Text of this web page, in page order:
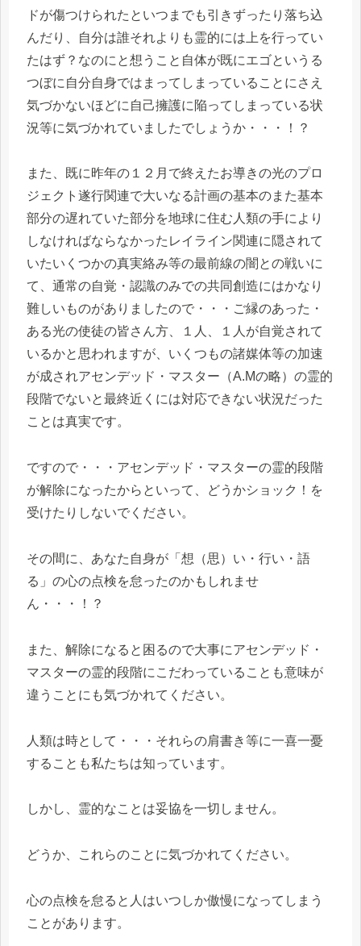
ドが傷つけられたといつまでも引きずったり落ち込
んだり、自分は誰それよりも霊的には上を行ってい
たはず？なのにと想うこと自体が既にエゴというる
つぼに自分自身ではまってしまっていることにさえ
気づかないほどに自己擁護に陥ってしまっている状
況等に気づかれていましたでしょうか・・・！？
また、既に昨年の１２月で終えたお導きの光のプロ
ジェクト遂行関連で大いなる計画の基本のまた基本
部分の遅れていた部分を地球に住む人類の手により
しなければならなかったレイライン関連に隠されて
いたいくつかの真実絡み等の最前線の闇との戦いに
て、通常の自覚・認識のみでの共同創造にはかなり
難しいものがありましたので・・・ご縁のあった・
ある光の使徒の皆さん方、１人、１人が自覚されて
いるかと思われますが、いくつもの諸媒体等の加速
が成されアセンデッド・マスター（A.Mの略）の霊的
段階でないと最終近くには対応できない状況だった
ことは真実です。
ですので・・・アセンデッド・マスターの霊的段階
が解除になったからといって、どうかショック！を
受けたりしないでください。
その間に、あなた自身が「想（思）い・行い・語
る」の心の点検を怠ったのかもしれませ
ん・・・！？
また、解除になると困るので大事にアセンデッド・
マスターの霊的段階にこだわっていることも意味が
違うことにも気づかれてください。
人類は時として・・・それらの肩書き等に一喜一憂
することも私たちは知っています。
しかし、霊的なことは妥協を一切しません。
どうか、これらのことに気づかれてください。
心の点検を怠ると人はいつしか傲慢になってしまう
ことがあります。